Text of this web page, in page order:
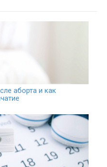
аборта и как